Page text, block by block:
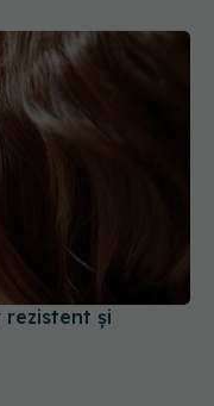
rezistent și